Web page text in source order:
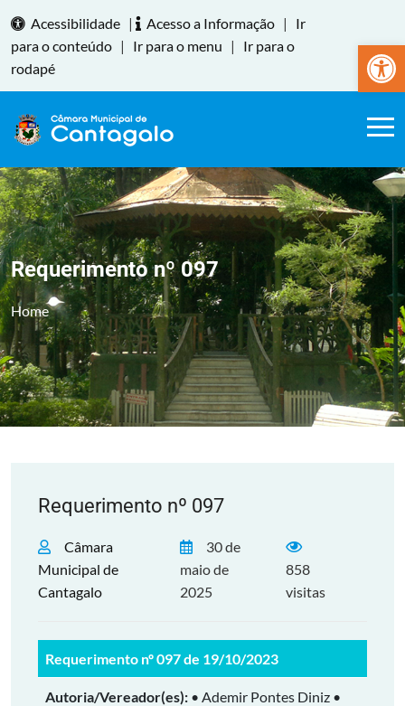
Abrir
Acessibilidade | Acesso a Informação |
Ir
para o conteúdo | Ir para o menu |
Ir para o
rodapé
Requerimento nº 097
Home
Requerimento nº 097
Câmara
Municipal de
Cantagalo
30 de
maio de
2025
858
visitas
Requerimento nº 097 de 19/10/2023
Autoria/Vereador(es): • Ademir Pontes Diniz •